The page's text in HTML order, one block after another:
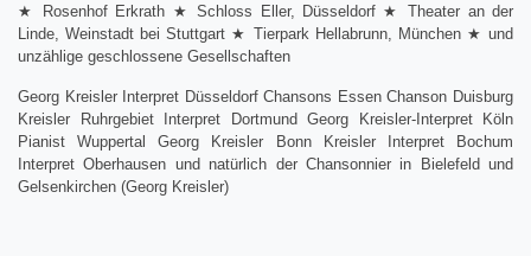
★ Rosenhof Erkrath ★ Schloss Eller, Düsseldorf ★ Theater an der
Linde, Weinstadt bei Stuttgart ★ Tierpark Hellabrunn, München ★ und
unzählige geschlossene Gesellschaften
Georg Kreisler Interpret Düsseldorf Chansons Essen Chanson Duisburg
Kreisler Ruhrgebiet Interpret Dortmund Georg Kreisler-Interpret Köln
Pianist Wuppertal Georg Kreisler Bonn Kreisler Interpret Bochum
Interpret Oberhausen und natürlich der Chansonnier in Bielefeld und
Gelsenkirchen (Georg Kreisler)